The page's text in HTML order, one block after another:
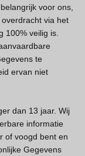
voor ons,
via het
100% veilig is.
te
ervan niet
dan 13 jaar. Wij
informatie
of voogd bent en
Gegevens